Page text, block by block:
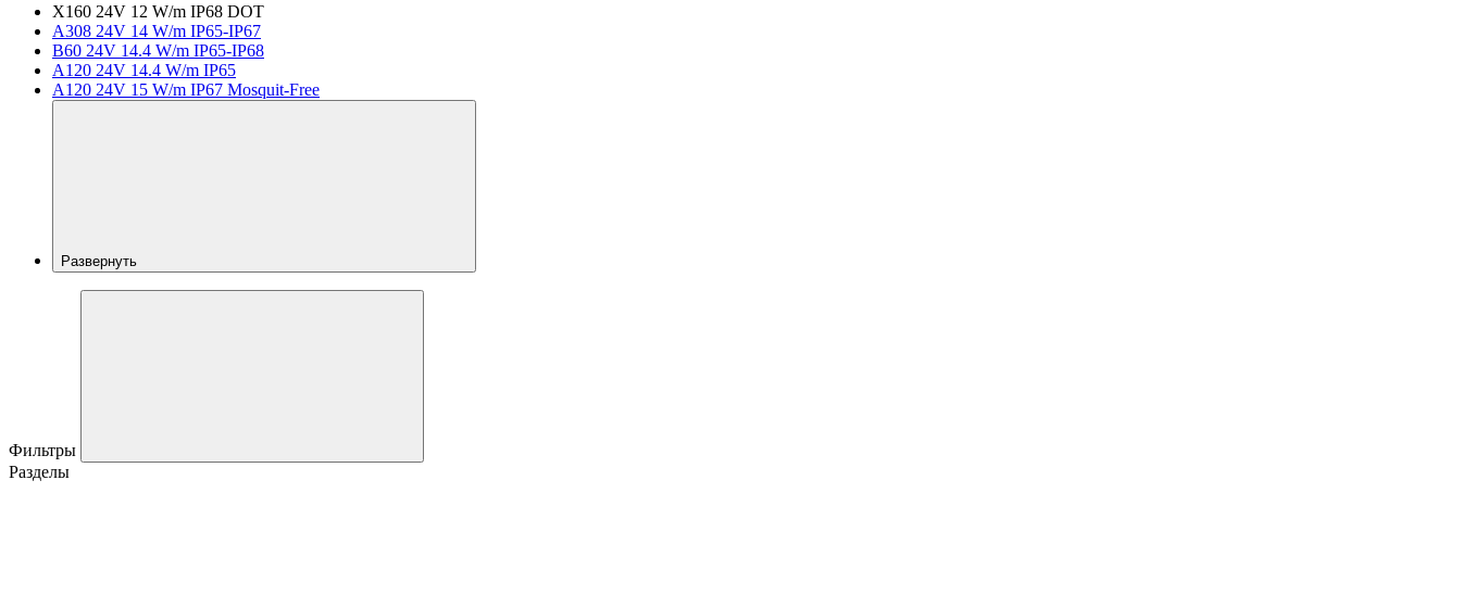
X160 24V 12 W/m IP68 DOT
A308 24V 14 W/m IP65-IP67
B60 24V 14.4 W/m IP65-IP68
A120 24V 14.4 W/m IP65
A120 24V 15 W/m IP67 Mosquit-Free
Развернуть
Фильтры
Разделы